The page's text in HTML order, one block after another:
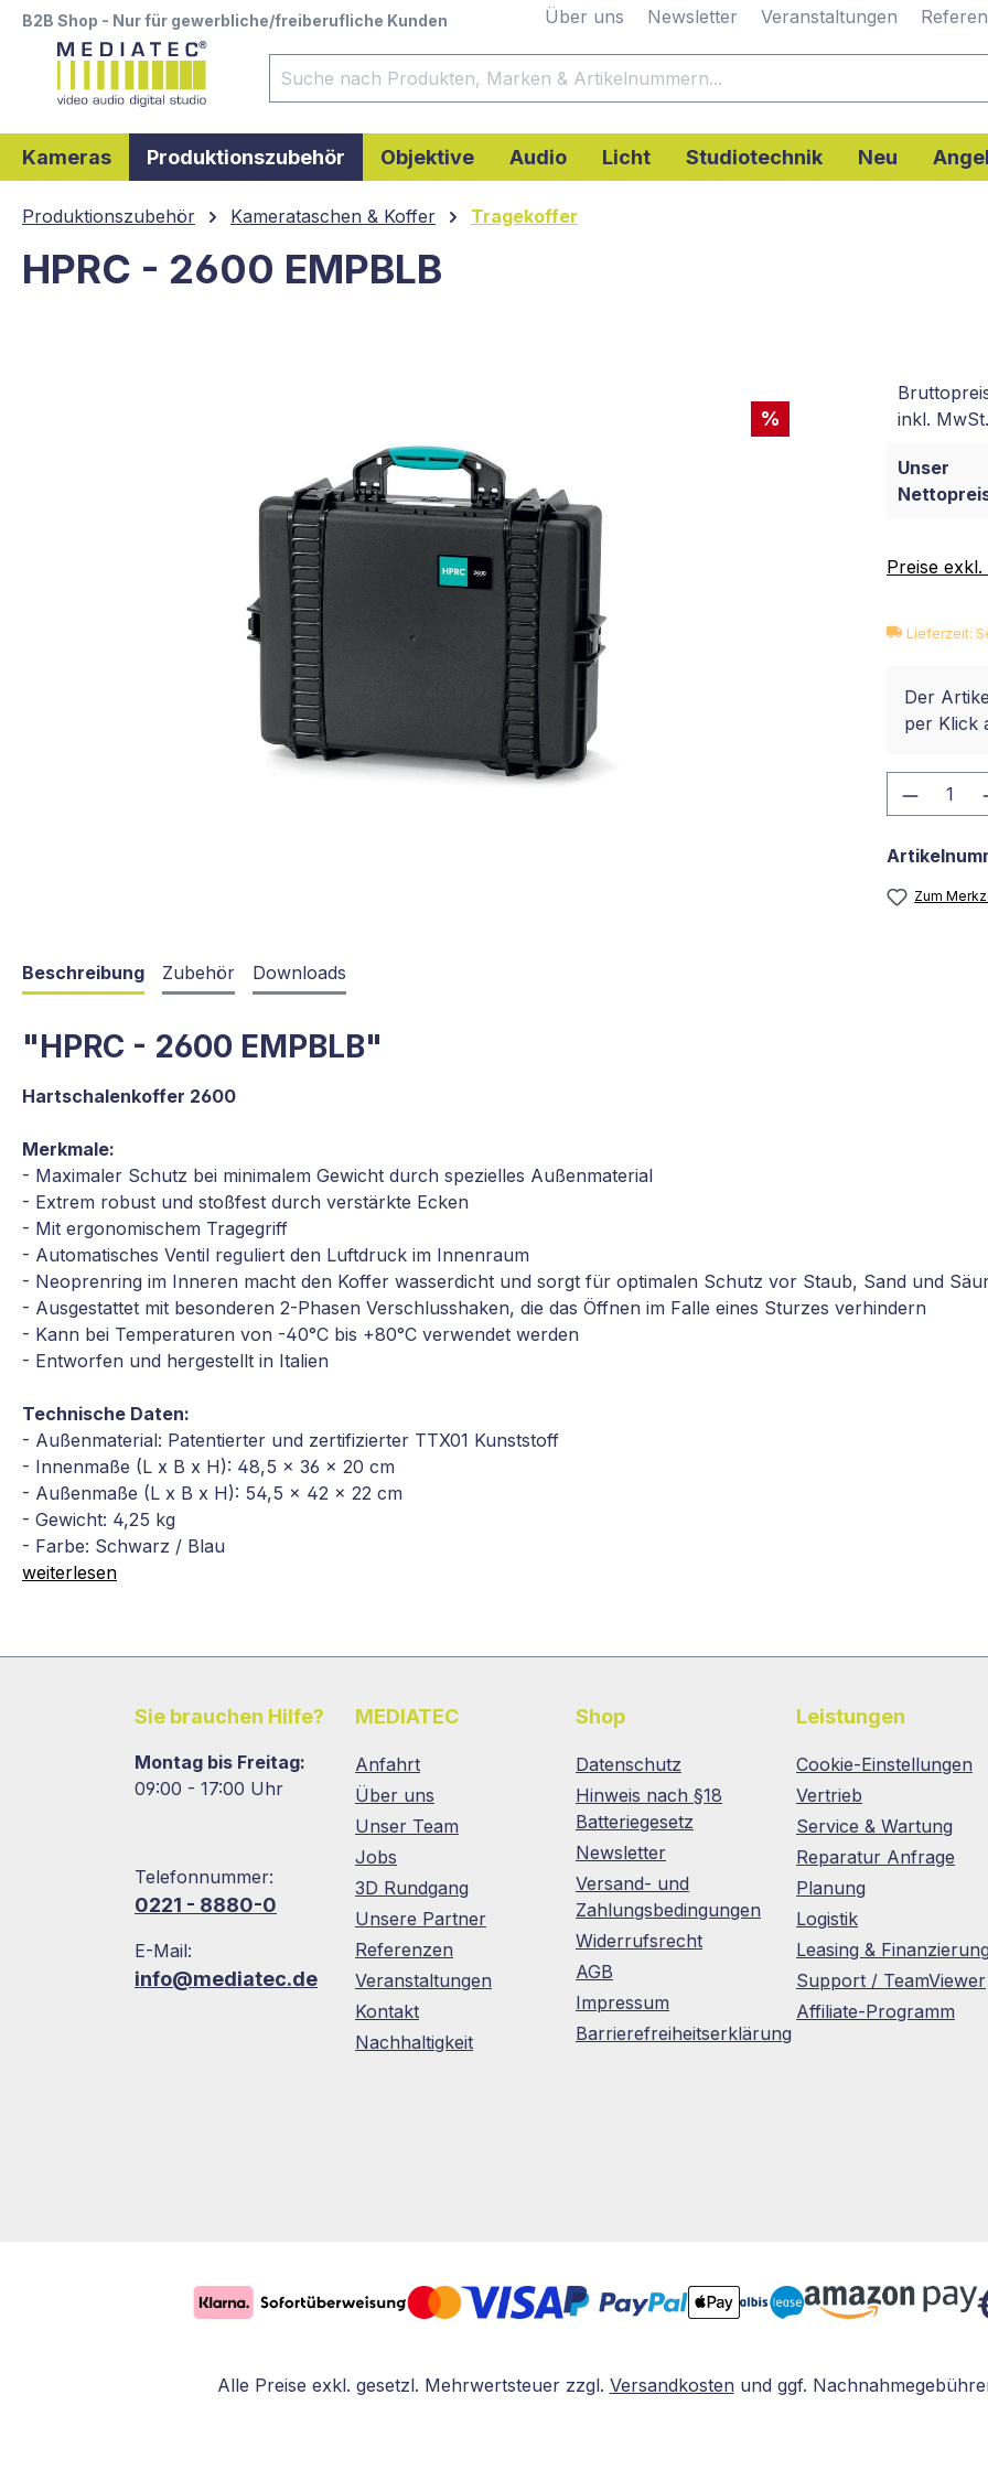
Zur Hauptnavigation springen
B2B Shop - Nur für gewerbliche/freiberufliche Kunden Über uns Newsletter Veranstaltungen
Kameras Produktionszubehör Objektive Audio Licht Studiotechnik Neu
Produktionszubehör Kamerataschen & Koffer Tragekoffer
HPRC - 2600 EMPBLB
%
inkl.
Unser
Preise
Lieferzeit:
Der
per Klick
Zum
Beschreibung Zubehör Downloads
"HPRC - 2600 EMPBLB"
Hartschalenkoffer 2600
Merkmale:
- Maximaler Schutz bei minimalem Gewicht durch spezielles Außenmaterial
- Extrem robust und stoßfest durch verstärkte Ecken
- Mit ergonomischem Tragegriff
- Automatisches Ventil reguliert den Luftdruck im Innenraum
- Neoprenring im Inneren macht den Koffer wasserdicht und sorgt für optimalen Schutz vor Staub, Sand und
- Ausgestattet mit besonderen 2-Phasen Verschlusshaken, die das Öffnen im Falle eines Sturzes verhindern
- Kann bei Temperaturen von -40°C bis +80°C verwendet werden
- Entworfen und hergestellt in Italien
Technische Daten:
- Außenmaterial: Patentierter und zertifizierter TTX01 Kunststoff
- Innenmaße (L x B x H): 48,5 x 36 x 20 cm
- Außenmaße (L x B x H): 54,5 x 42 x 22 cm
- Gewicht: 4,25 kg
- Farbe: Schwarz / Blau
weiterlesen
Sie brauchen Hilfe?
Montag bis Freitag:
09:00 - 17:00 Uhr
Telefonnummer:
0221 - 8880-0
E-Mail:
info@mediatec.de
MEDIATEC
Anfahrt
Über uns
Unser Team
Jobs
3D Rundgang
Unsere Partner
Referenzen
Veranstaltungen
Kontakt
Nachhaltigkeit
Shop
Datenschutz
Hinweis nach §18
Batteriegesetz
Newsletter
Versand- und
Zahlungsbedingungen
Widerrufsrecht
AGB
Impressum
Barrierefreiheitserklärung
Leistungen
Cookie-Einstellungen
Vertrieb
Service & Wartung
Reparatur Anfrage
Planung
Logistik
Leasing &
Support / TeamViewer
Affiliate-Programm
Alle Preise exkl. gesetzl. Mehrwertsteuer zzgl. Versandkosten und ggf.